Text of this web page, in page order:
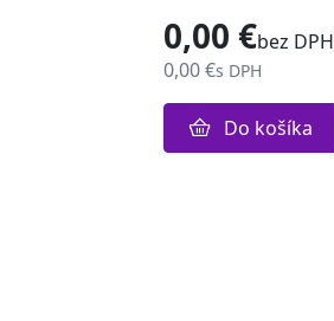
0,00 €bez DPH
0,00 €s DPH
Do košíka